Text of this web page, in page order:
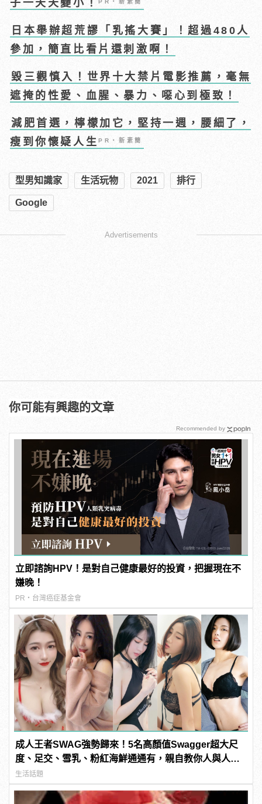
子一天天變小！PR・新素簡
日本舉辦超荒謬「乳搖大賽」！超過480人
參加，簡直比看片還刺激啊！
毀三觀慎入！世界十大禁片電影推薦，毫無
遮掩的性愛、血腥、暴力、噁心到極致！
減肥首選，檸檬加它，堅持一週，腰細了，
瘦到你懷疑人生PR・新素簡
型男知識家 生活玩物 2021 排行
Google
Advertisements
你可能有興趣的文章
立即諮詢HPV！是對自己健康最好的投資，把握現在不
嫌晚！
PR・台灣癌症基金會
成人王者SWAG強勢歸來！5名高顏值Swagger超大尺
度、足交、雪乳、粉紅海鮮通通有，親自教你人與人的
連結！ | manfashion這樣變型男
生活話題
Recommended by